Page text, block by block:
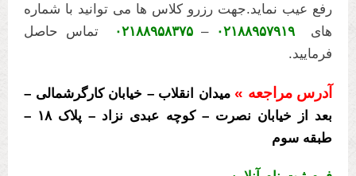
رفع عیب نماید.جهت رزرو کلاس ها می توانید با شماره
های ۰۲۱۸۸۹۵۷۹۱۹ – ۰۲۱۸۸۹۵۸۳۷۵
تماس حاصل
فرمایید.
آدرس مراجعه » میدان انقلاب – خیابان کارگرشمالی –
بعد از خیابان نصرت – کوچه عبدی نزاد – پلاک ۱۸ –
طبقه سوم